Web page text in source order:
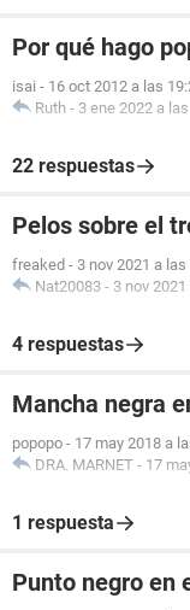
Por qué hago
isai - 16 oct 2012 a las
Ruth - 3 ene 2022 a
22 respuestas
Pelos sobre el
freaked - 3 nov 2021 a las
Nat20083 - 3 nov
4 respuestas
Mancha negra
popopo - 17 may 2018 a
DRA. MARNET - 17
1 respuesta
Punto negro en